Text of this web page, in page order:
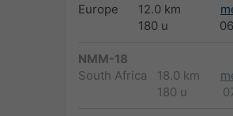
Europe
12.0 km
180 u
NMM-18
South Africa
18.0 km
180 u